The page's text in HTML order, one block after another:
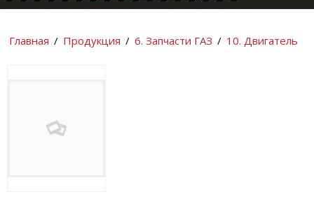
Главная / Продукция / 6. Запчасти ГАЗ / 10. Двигатель